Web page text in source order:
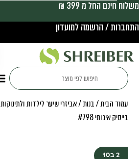
משלוח חינם החל מ 399 ₪
התחברות / הרשמה למועדון
עמוד הבית/בנות/אביזרי שיער לילדות ולתינוקות
בייסיק איכותי #798
2 ב10